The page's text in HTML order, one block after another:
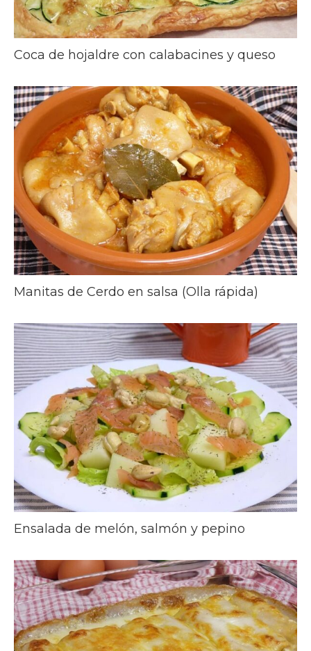
Coca de hojaldre con calabacines y queso
Manitas de Cerdo en salsa (Olla rápida)
Ensalada de melón, salmón y pepino